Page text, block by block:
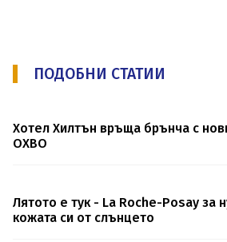
ПОДОБНИ СТАТИИ
Хотел Хилтън връща брънча с
OXBO
Лятото е тук - La Roche-Posay за
кожата си от слънцето